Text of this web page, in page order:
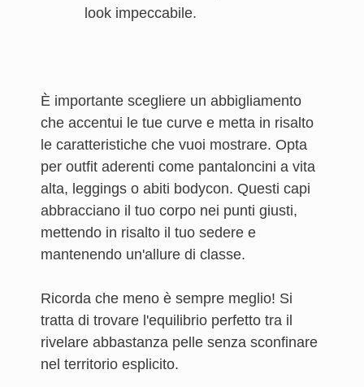
look impeccabile.
È importante scegliere un abbigliamento
che accentui le tue curve e metta in risalto
le caratteristiche che vuoi mostrare. Opta
per outfit aderenti come pantaloncini a vita
alta, leggings o abiti bodycon. Questi capi
abbracciano il tuo corpo nei punti giusti,
mettendo in risalto il tuo sedere e
mantenendo un'allure di classe.
Ricorda che meno è sempre meglio! Si
tratta di trovare l'equilibrio perfetto tra il
rivelare abbastanza pelle senza sconfinare
nel territorio esplicito.